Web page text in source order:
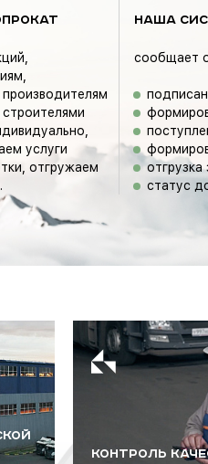
услуги
отгружаем
НАША
сообщает
отгрузка
статус
КОНТРОЛЬ